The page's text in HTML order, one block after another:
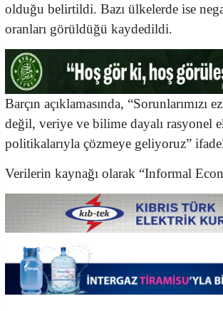
olduğu belirtildi. Bazı ülkelerde ise
oranları görüldüğü kaydedildi.
Barçın açıklamasında, “Sorunlarımızı
değil, veriye ve bilime dayalı rasyonel
politikalarıyla çözmeye geliyoruz”
Verilerin kaynağı olarak “Informal